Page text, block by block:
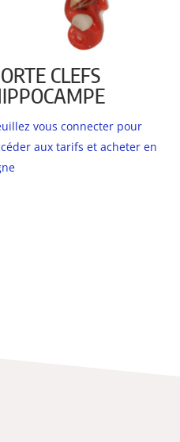
CLEFS
vous connecter pour
aux tarifs et acheter en